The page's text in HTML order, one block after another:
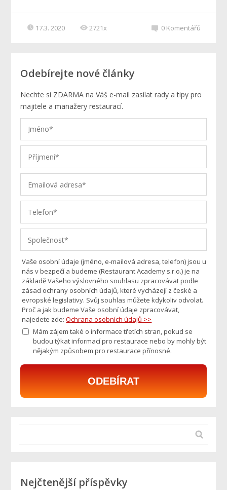
17.3. 2020 2721x 0 Komentářů
Odebírejte nové články
Nechte si ZDARMA na Váš e-mail zasílat rady a tipy pro
majitele a manažery restaurací.
Vaše osobní údaje (jméno, e-mailová adresa, telefon) jsou u
nás v bezpečí a budeme (Restaurant Academy s.r.o.) je na
základě Vašeho výslovného souhlasu zpracovávat podle
zásad ochrany osobních údajů, které vycházejí z české a
evropské legislativy. Svůj souhlas můžete kdykoliv odvolat.
Proč a jak budeme Vaše osobní údaje zpracovávat,
najedete zde:Ochrana osobních údajů >>
Mám zájem také o informace třetích stran, pokud se
budou týkat informací pro restaurace nebo by mohly být
nějakým způsobem pro restaurace přínosné.
ODEBÍRAT
Nejčtenější příspěvky